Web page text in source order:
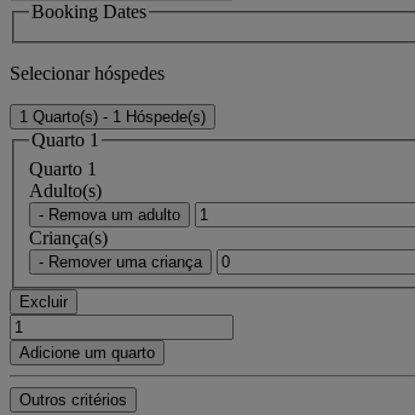
Booking Dates
Selecionar hóspedes
1 Quarto(s) - 1 Hóspede(s)
Quarto 1
Quarto 1
Adulto(s)
- Remova um adulto
Criança(s)
- Remover uma criança
Excluir
Adicione um quarto
Outros critérios